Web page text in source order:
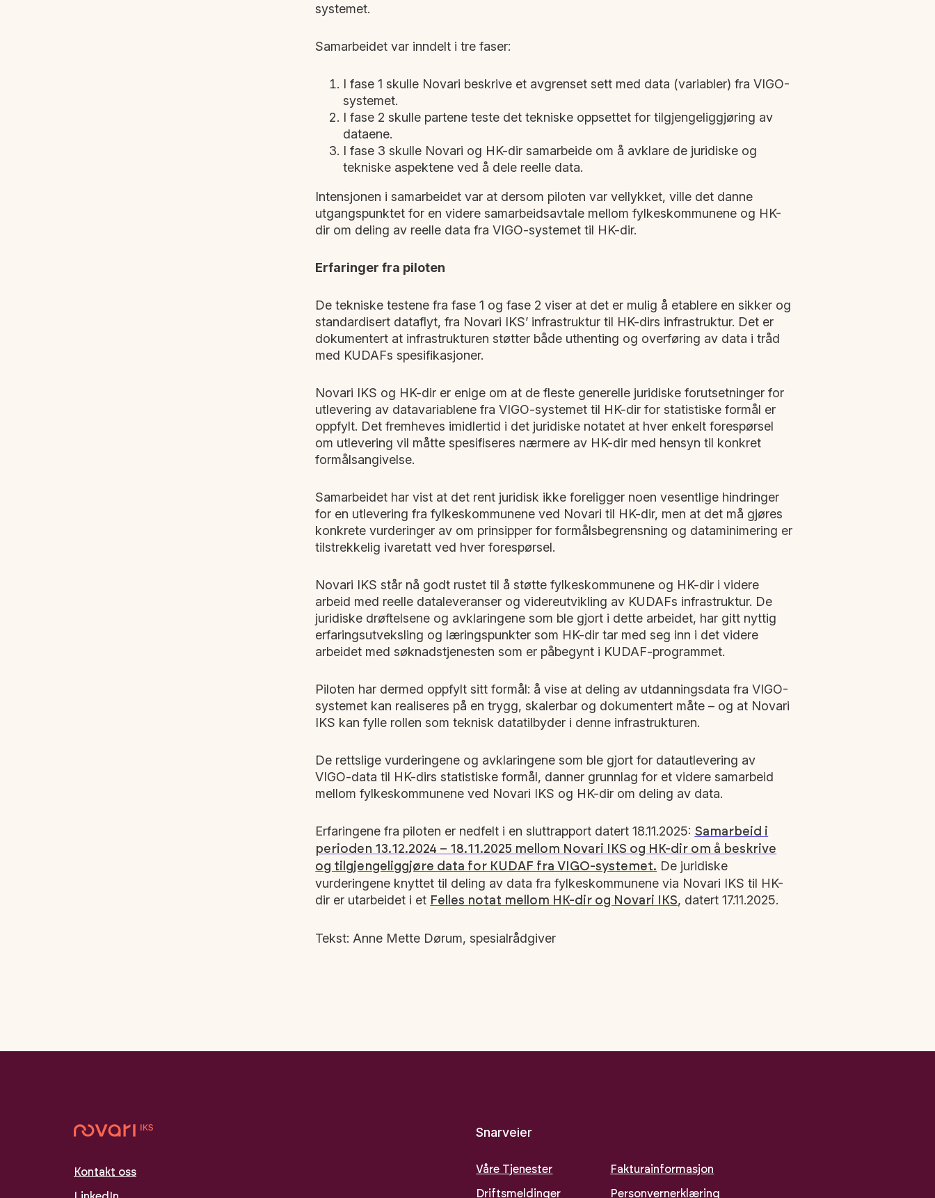
systemet.
Samarbeidet var inndelt i tre faser:
I fase 1 skulle Novari beskrive et avgrenset sett med data (variabler) fra VIGO-
systemet.
I fase 2 skulle partene teste det tekniske oppsettet for tilgjengeliggjøring av
dataene.
I fase 3 skulle Novari og HK-dir samarbeide om å avklare de juridiske og
tekniske aspektene ved å dele reelle data.
Intensjonen i samarbeidet var at dersom piloten var vellykket, ville det danne
utgangspunktet for en videre samarbeidsavtale mellom fylkeskommunene og HK-
dir om deling av reelle data fra VIGO-systemet til HK-dir.
Erfaringer fra piloten
De tekniske testene fra fase 1 og fase 2 viser at det er mulig å etablere en sikker og
standardisert dataflyt, fra Novari IKS’ infrastruktur til HK-dirs infrastruktur. Det er
dokumentert at infrastrukturen støtter både uthenting og overføring av data i tråd
med KUDAFs spesifikasjoner.
Novari IKS og HK-dir er enige om at de fleste generelle juridiske forutsetninger for
utlevering av datavariablene fra VIGO-systemet til HK-dir for statistiske formål er
oppfylt. Det fremheves imidlertid i det juridiske notatet at hver enkelt forespørsel
om utlevering vil måtte spesifiseres nærmere av HK-dir med hensyn til konkret
formålsangivelse.
Samarbeidet har vist at det rent juridisk ikke foreligger noen vesentlige hindringer
for en utlevering fra fylkeskommunene ved Novari til HK-dir, men at det må gjøres
konkrete vurderinger av om prinsipper for formålsbegrensning og dataminimering er
tilstrekkelig ivaretatt ved hver forespørsel.
Novari IKS står nå godt rustet til å støtte fylkeskommunene og HK-dir i videre
arbeid med reelle dataleveranser og videreutvikling av KUDAFs infrastruktur. De
juridiske drøftelsene og avklaringene som ble gjort i dette arbeidet, har gitt nyttig
erfaringsutveksling og læringspunkter som HK-dir tar med seg inn i det videre
arbeidet med søknadstjenesten som er påbegynt i KUDAF-programmet.
Piloten har dermed oppfylt sitt formål: å vise at deling av utdanningsdata fra VIGO-
systemet kan realiseres på en trygg, skalerbar og dokumentert måte – og at Novari
IKS kan fylle rollen som teknisk datatilbyder i denne infrastrukturen.
De rettslige vurderingene og avklaringene som ble gjort for datautlevering av
VIGO-data til HK-dirs statistiske formål, danner grunnlag for et videre samarbeid
mellom fylkeskommunene ved Novari IKS og HK-dir om deling av data.
Erfaringene fra piloten er nedfelt i en sluttrapport datert 18.11.2025: Samarbeid i
perioden 13.12.2024 – 18.11.2025 mellom Novari IKS og HK-dir om å beskrive
og tilgjengeliggjøre data for KUDAF fra VIGO-systemet. De juridiske
vurderingene knyttet til deling av data fra fylkeskommunene via Novari IKS til HK-
dir er utarbeidet i et Felles notat mellom HK-dir og Novari IKS, datert 17.11.2025.
Tekst: Anne Mette Dørum, spesialrådgiver
Kontakt oss
Snarveier
Våre Tjenester
Driftsmeldinger
Fakturainformasjon
Personvernerklæring